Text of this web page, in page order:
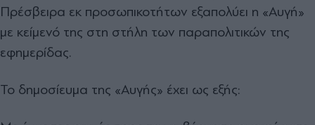
Πρέσβειρα εκ προσωπικοτήτων εξαπολύει η «Αυγή»
με κείμενό της στη στήλη των παραπολιτικών της
εφημερίδας.
Το δημοσίευμα της «Αυγής» έχει ως εξής: